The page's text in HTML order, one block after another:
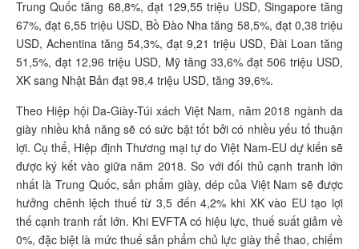
Trung Quốc tăng 68,8%, đạt 129,55 triệu USD, Singapore tăng
67%, đạt 6,55 triệu USD, Bồ Đào Nha tăng 58,5%, đạt 0,38 triệu
USD, Achentina tăng 54,3%, đạt 9,21 triệu USD, Đài Loan tăng
51,5%, đạt 12,96 triệu USD, Mỹ tăng 33,6% đạt 506 triệu USD,
XK sang Nhật Bản đạt 98,4 triệu USD, tăng 39,6%.
Theo Hiệp hội Da-Giày-Túi xách Việt Nam, năm 2018 ngành da
giày nhiều khả năng sẽ có sức bật tốt bởi có nhiều yếu tố thuận
lợi. Cụ thể, Hiệp định Thương mại tự do Việt Nam-EU dự kiến sẽ
được ký kết vào giữa năm 2018. So với đối thủ cạnh tranh lớn
nhất là Trung Quốc, sản phẩm giày, dép của Việt Nam sẽ được
hưởng chênh lệch thuế từ 3,5 đến 4,2% khi XK vào EU tạo lợi
thế cạnh tranh rất lớn. Khi EVFTA có hiệu lực, thuế suất giảm về
0%, đặc biệt là mức thuế sản phẩm chủ lực giày thể thao, chiếm